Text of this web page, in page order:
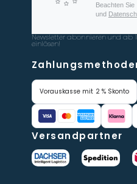
Beachten
und
Newsletter abonnieren und ab
einlösen!
Vorauskasse mit 2 % Skonto
Versandpartner